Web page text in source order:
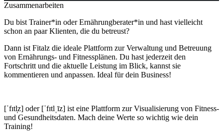
Zusammenarbeiten
Du bist Trainer*in oder Ernährungberater*in und hast vielleicht
schon an paar Klienten, die du betreust?
Dann ist Fitalz die ideale Plattform zur Verwaltung und Betreuung
von Ernährungs- und Fitnessplänen. Du hast jederzeit den
Fortschritt und die aktuelle Leistung im Blick, kannst sie
kommentieren und anpassen. Ideal für dein Business!
[ˈfɪtl̩z] oder [ˈfɪtlˌīz] ist eine Plattform zur Visualisierung von Fitness-
und Gesundheitsdaten. Mach deine Werte so wichtig wie dein
Training!